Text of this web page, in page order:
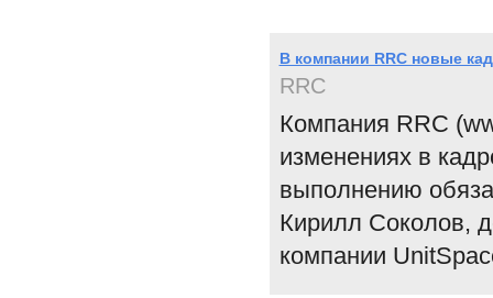
В компании RRC новые
RRC
Компания RRC
изменениях в
выполнению
Кирилл Соколов,
компании